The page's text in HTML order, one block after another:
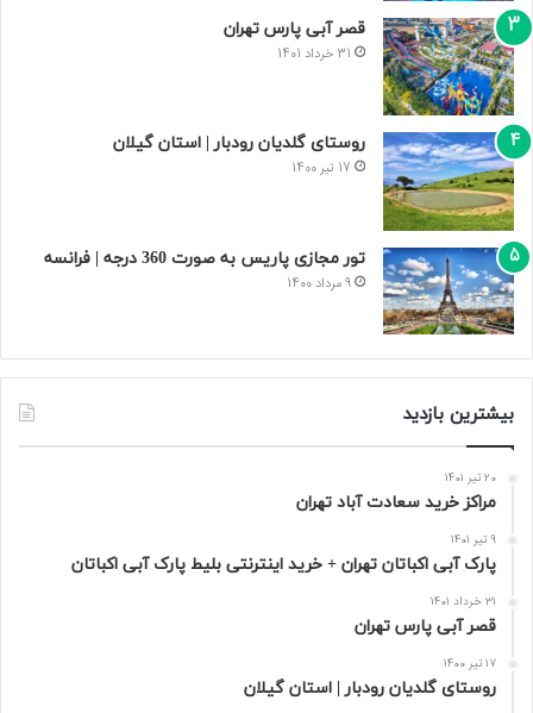
قصر آبی پارس تهران
31 خرداد 1401
روستای گلدیان رودبار | استان گیلان
17 تیر 1400
تور مجازی پاریس به صورت 360 درجه | فرانسه
9 مرداد 1400
بیشترین بازدید
20 تیر 1401
مراکز خرید سعادت‌ آباد تهران
9 تیر 1401
پارک آبی اکباتان تهران + خرید اینترنتی بلیط پارک آبی اکباتان
31 خرداد 1401
قصر آبی پارس تهران
17 تیر 1400
روستای گلدیان رودبار | استان گیلان